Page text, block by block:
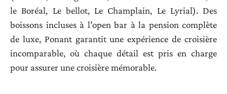
le Boréal, Le bellot, Le Champlain, Le Lyrial). Des
boissons incluses à l’open bar à la pension complète
de luxe, Ponant garantit une expérience de croisière
incomparable, où chaque détail est pris en charge
pour assurer une croisière mémorable.